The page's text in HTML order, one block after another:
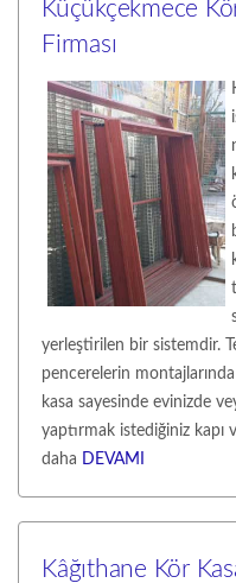
Küçükçekmece
Firması
yerleştirilen bir sistemdir.
pencerelerin
kasa sayesinde evinizde
yaptırmak istediğiniz kapı
daha DEVAMI
Kâğıthane Kör